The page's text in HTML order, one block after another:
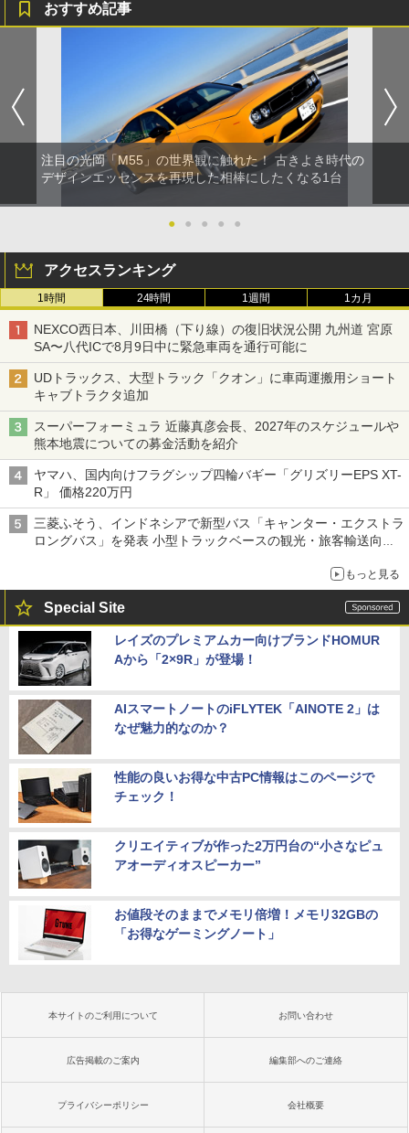
おすすめ記事
注目の光岡「M55」の世界観に触れた！ 古きよき時代の
デザインエッセンスを再現した相棒にしたくなる1台
● ● ● ● ●
アクセスランキング
1時間 24時間 1週間 1カ月
NEXCO西日本、川田橋（下り線）の復旧状況公開 九州道 宮原
SA〜八代ICで8月9日中に緊急車両を通行可能に
UDトラックス、大型トラック「クオン」に車両運搬用ショート
キャブトラクタ追加
スーパーフォーミュラ 近藤真彦会長、2027年のスケジュールや
熊本地震についての募金活動を紹介
ヤマハ、国内向けフラグシップ四輪バギー「グリズリーEPS XT-
R」 価格220万円
三菱ふそう、インドネシアで新型バス「キャンター・エクストラ
ロングバス」を発表 小型トラックベースの観光・旅客輸送向け
もっと見る
Special Site
レイズのプレミアムカー向けブランドHOMUR
Aから「2×9R」が登場！
AIスマートノートのiFLYTEK「AINOTE 2」は
なぜ魅力的なのか？
性能の良いお得な中古PC情報はこのページで
チェック！
クリエイティブが作った2万円台の“小さなピュ
アオーディオスピーカー”
お値段そのままでメモリ倍増！メモリ32GBの
「お得なゲーミングノート」
本サイトのご利用について お問い合わせ
広告掲載のご案内 編集部へのご連絡
プライバシーポリシー 会社概要